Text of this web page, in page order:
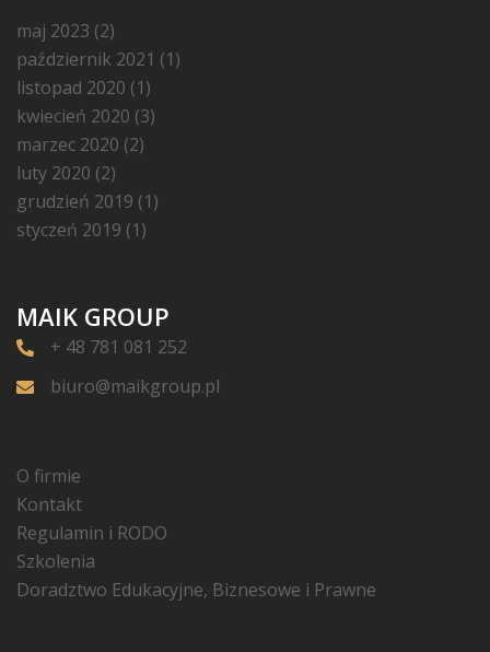
maj 2023 (2)
październik 2021 (1)
listopad 2020 (1)
kwiecień 2020 (3)
marzec 2020 (2)
luty 2020 (2)
grudzień 2019 (1)
styczeń 2019 (1)
MAIK GROUP
+ 48 781 081 252
biuro@maikgroup.pl
O firmie
Kontakt
Regulamin i RODO
Szkolenia
Doradztwo Edukacyjne, Biznesowe i Prawne